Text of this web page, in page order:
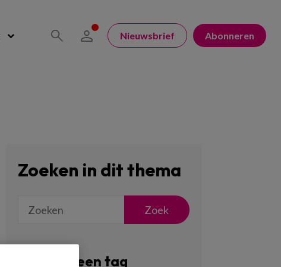
Nieuwsbrief Abonneren
Zoeken in dit thema
Zoek
Filter op een tag